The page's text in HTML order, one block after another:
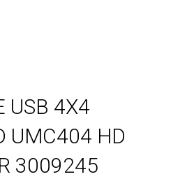
USB 4X4
UMC404 HD
3009245